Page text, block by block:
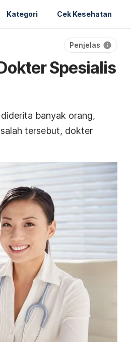
Kategori Cek Kesehatan
Penjelas
Spesialis
banyak orang,
tersebut, dokter